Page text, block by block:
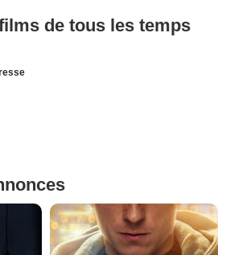
de tous les temps